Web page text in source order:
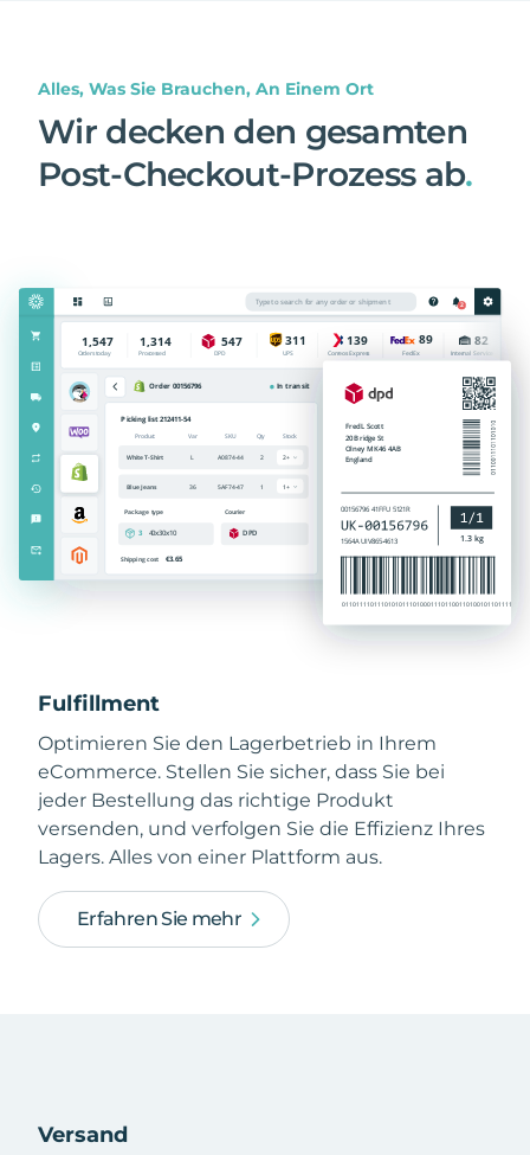
Alles, Was Sie Brauchen, An Einem Ort
Wir decken den gesamten
Post-Checkout-Prozess ab.
Fulfillment
Optimieren Sie den Lagerbetrieb in Ihrem
eCommerce. Stellen Sie sicher, dass Sie bei
jeder Bestellung das richtige Produkt
versenden, und verfolgen Sie die Effizienz Ihres
Lagers. Alles von einer Plattform aus.
Erfahren Sie mehr
Versand